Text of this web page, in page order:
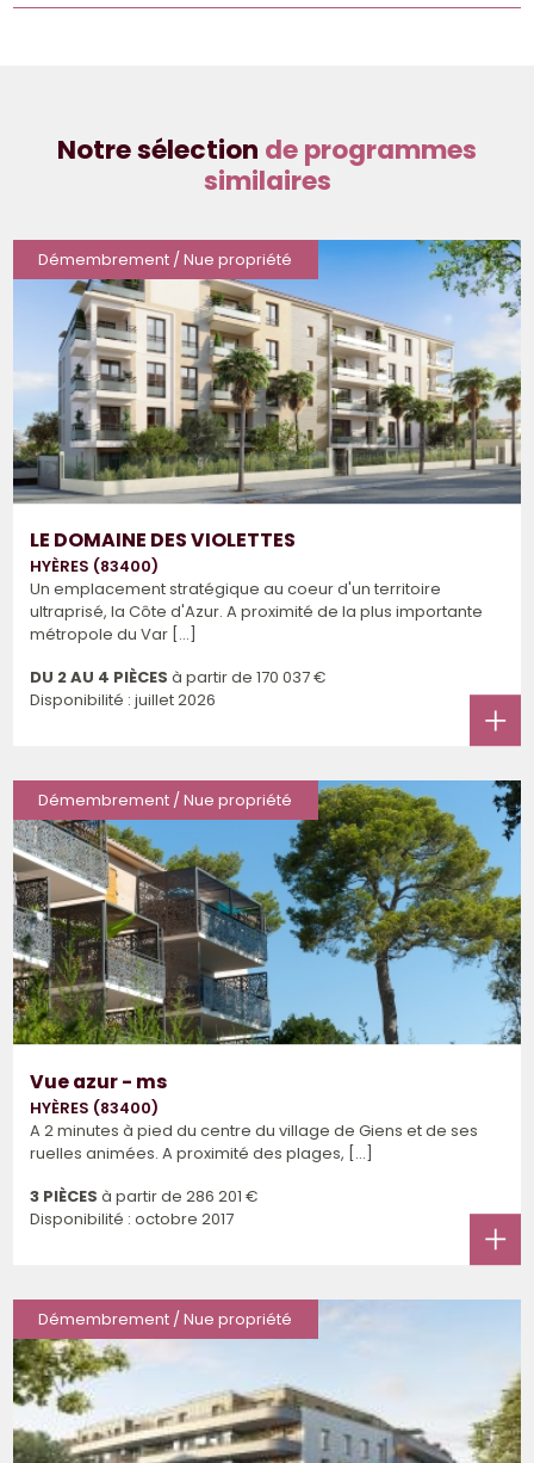
Notre sélection de programmes
similaires
Démembrement / Nue propriété
LE DOMAINE DES VIOLETTES
HYÈRES (83400)
Un emplacement stratégique au coeur d'un territoire
ultraprisé, la Côte d'Azur. A proximité de la plus importante
métropole du Var [...]
DU 2 AU 4 PIÈCES à partir de 170 037 €
Disponibilité : juillet 2026
Démembrement / Nue propriété
Vue azur - ms
HYÈRES (83400)
A 2 minutes à pied du centre du village de Giens et de ses
ruelles animées. A proximité des plages, [...]
3 PIÈCES à partir de 286 201 €
Disponibilité : octobre 2017
Démembrement / Nue propriété